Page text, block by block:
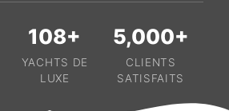
108+
YACHTS DE
LUXE
5,000+
CLIENTS
SATISFAITS